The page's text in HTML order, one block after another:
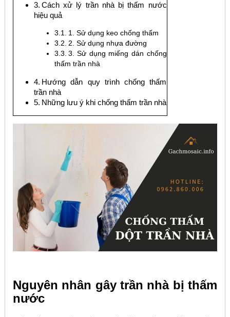
Cách xử lý trần nhà bị thấm nước
hiệu quả
1. Sử dụng keo chống thấm
2. Sử dụng nhựa đường
3. Sử dụng miếng dán chống
thấm trần nhà
Hướng dẫn quy trình chống thấm
trần nhà
Những lưu ý khi chống thấm trần nhà
Nguyên nhân gây trần nhà bị thấm
nước